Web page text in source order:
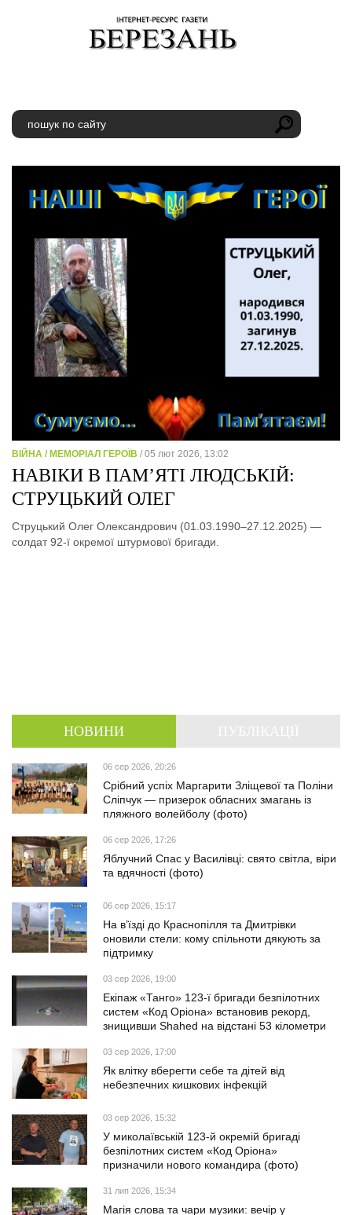
ВІЙНА / МЕМОРІАЛ ГЕРОЇВ / 05 лют 2026, 13:02
НАВІКИ В ПАМ’ЯТІ ЛЮДСЬКІЙ:
СТРУЦЬКИЙ ОЛЕГ
Струцький Олег Олександрович (01.03.1990–27.12.2025) —
солдат 92-ї окремої штурмової бригади.
НОВИНИ
06 сер 2026, 20:26
Срібний успіх Маргарити Зліщевої та Поліни
Сліпчук — призерок обласних змагань із
пляжного волейболу (фото)
06 сер 2026, 17:26
Яблучний Спас у Василівці: свято світла, віри
та вдячності (фото)
06 сер 2026, 15:17
На в’їзді до Краснопілля та Дмитрівки
оновили стели: кому спільноти дякують за
підтримку
03 сер 2026, 19:00
Екіпаж «Танго» 123-ї бригади безпілотних
систем «Код Оріона» встановив рекорд,
знищивши Shahed на відстані 53 кілометри
03 сер 2026, 17:00
Як влітку вберегти себе та дітей від
небезпечних кишкових інфекцій
03 сер 2026, 15:32
У миколаївській 123-й окремій бригаді
безпілотних систем «Код Оріона»
призначили нового командира (фото)
31 лип 2026, 15:34
Магія слова та чари музики: вечір у